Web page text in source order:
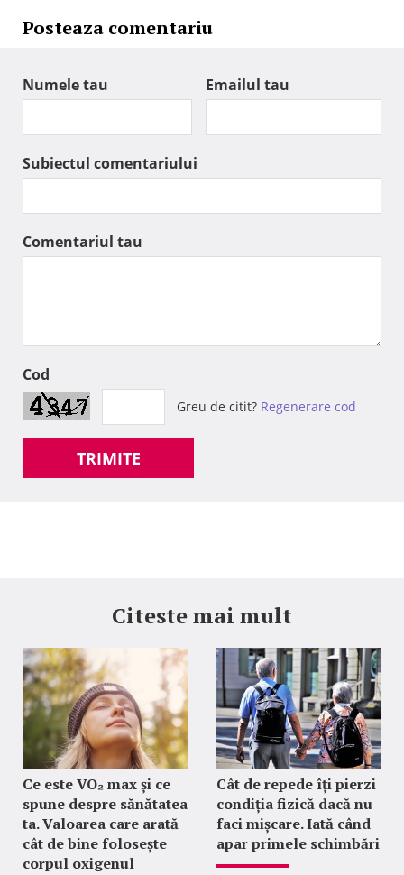
Posteaza comentariu
Numele tau Emailul tau
Subiectul comentariului
Comentariul tau
Cod
Greu de citit? Regenerare cod
TRIMITE
Citeste mai mult
Ce este VO₂ max și ce
spune despre sănătatea
ta. Valoarea care arată
cât de bine folosește
corpul oxigenul
Cât de repede îți pierzi
condiția fizică dacă nu
faci mișcare. Iată când
apar primele schimbări